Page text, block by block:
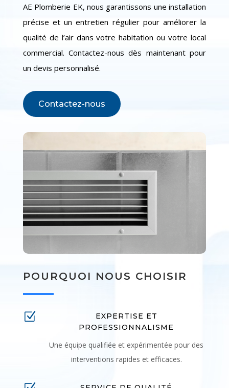
AE Plomberie EK, nous garantissons une installation
précise et un entretien régulier pour améliorer la
qualité de l’air dans votre habitation ou votre local
commercial. Contactez-nous dès maintenant pour
un devis personnalisé.
Contactez-nous
POURQUOI NOUS CHOISIR
Z
EXPERTISE ET
PROFESSIONNALISME
Une équipe qualifiée et expérimentée pour des
interventions rapides et efficaces.